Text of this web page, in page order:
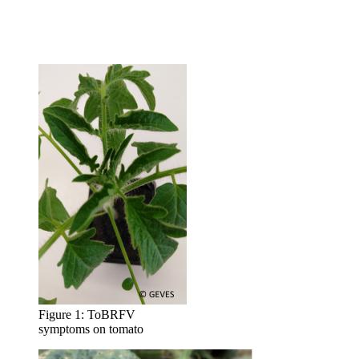
Figure 1: ToBRFV
symptoms on tomato